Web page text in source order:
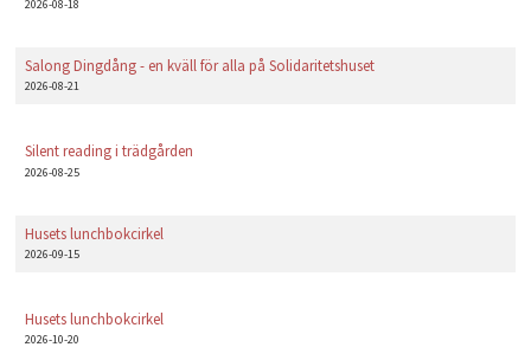
2026-08-18
Salong Dingdång - en kväll för alla på Solidaritetshuset
2026-08-21
Silent reading i trädgården
2026-08-25
Husets lunchbokcirkel
2026-09-15
Husets lunchbokcirkel
2026-10-20